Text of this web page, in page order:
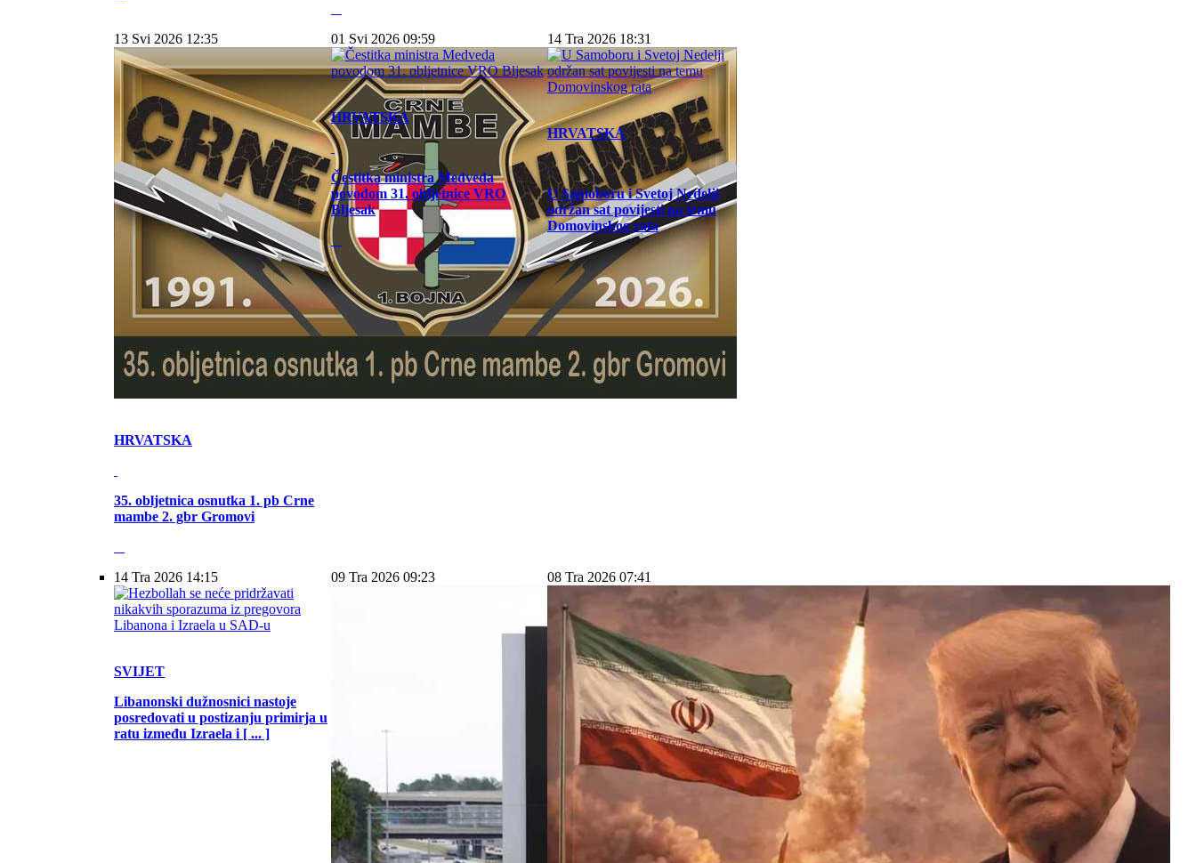
13 Svi 2026 12:35
HRVATSKA
35. obljetnica osnutka 1. pb Crne
mambe 2. gbr Gromovi
01 Svi 2026 09:59
HRVATSKA
Čestitka ministra Medveda
povodom 31. obljetnice VRO
Bljesak
14 Tra 2026 18:31
HRVATSKA
U Samoboru i Svetoj Nedelji
održan sat povijesti na temu
Domovinskog rata
14 Tra 2026 14:15
SVIJET
Libanonski dužnosnici nastoje
posredovati u postizanju primirja u
ratu između Izraela i [ ... ]
09 Tra 2026 09:23 08 Tra 2026 07:41